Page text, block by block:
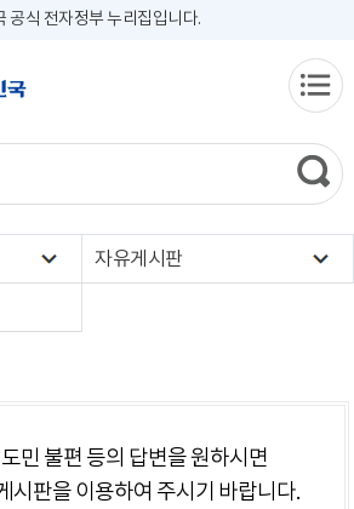
공식 전자정부 누리집입니다.
자유게시판
민 불편 등의 답변을 원하시면
시판을 이용하여 주시기 바랍니다.